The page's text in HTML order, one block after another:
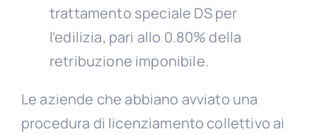
trattamento speciale DS per
l’edilizia, pari allo 0.80% della
retribuzione imponibile.
Le aziende che abbiano avviato una
procedura di licenziamento collettivo ai